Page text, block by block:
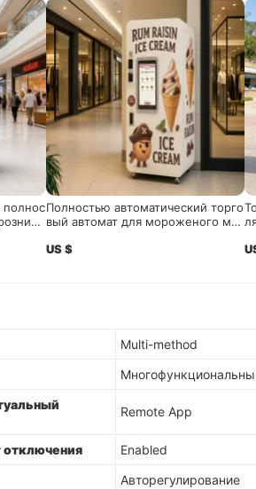
полносПолностью автоматический торго
вый автомат для мороженого мяг
ий класс с системой удаленного у
US $
Multi-method
Remote App
отключения
Enabled
Авторегулирование